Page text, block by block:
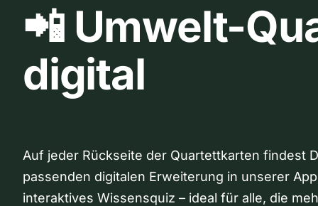
📲 Umwelt-
digital
Auf jeder Rückseite der Quartettkarten findest
passenden digitalen Erweiterung in unserer
interaktives Wissensquiz – ideal für alle, die